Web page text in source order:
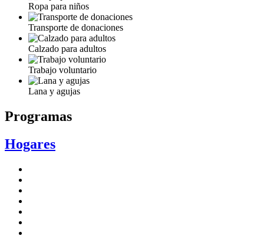
Ropa para niños
Transporte de donaciones
Calzado para adultos
Trabajo voluntario
Lana y agujas
Programas
Hogares